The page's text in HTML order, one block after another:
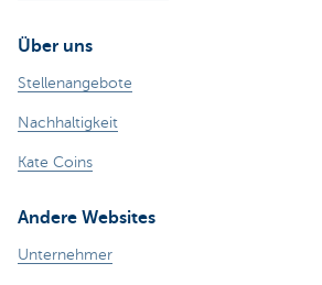
Über uns
Stellenangebote
Nachhaltigkeit
Kate Coins
Andere Websites
Unternehmer